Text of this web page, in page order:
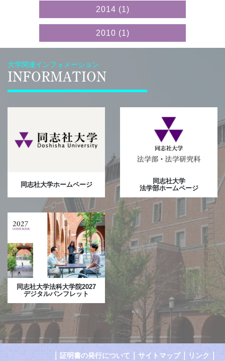
2014 (1)
2010 (1)
大学関連インフォメーション
INFORMATION
同志社大学ホームページ
同志社大学
法学部ホームページ
同志社大学法科大学院2027
デジタルパンフレット
証明書の発行について サイトマップ｜ リンク